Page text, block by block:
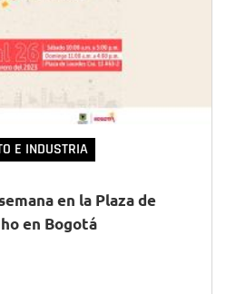
E INDUSTRIA
en la Plaza de
en Bogotá